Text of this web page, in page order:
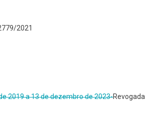
2021
2019 a 13 de dezembro de 2023-Revogada